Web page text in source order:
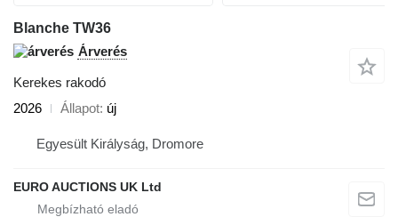
Blanche TW36
Árverés
Kerekes rakodó
2026
Állapot új
Egyesült Királyság, Dromore
EURO AUCTIONS UK Ltd